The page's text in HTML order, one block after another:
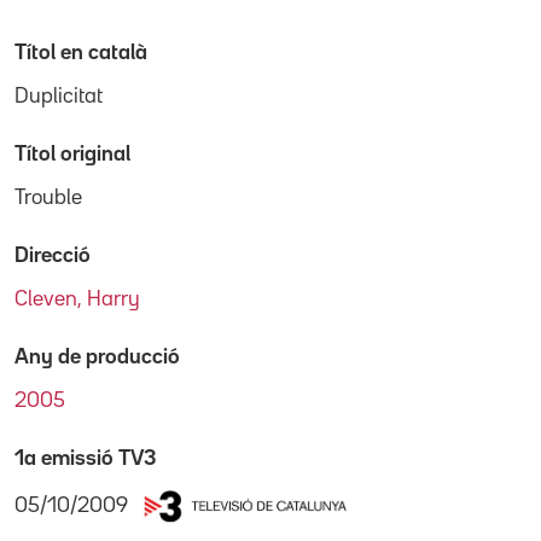
Títol en català
Duplicitat
Títol original
Trouble
Direcció
Cleven, Harry
Any de producció
2005
1a emissió TV3
05/10/2009